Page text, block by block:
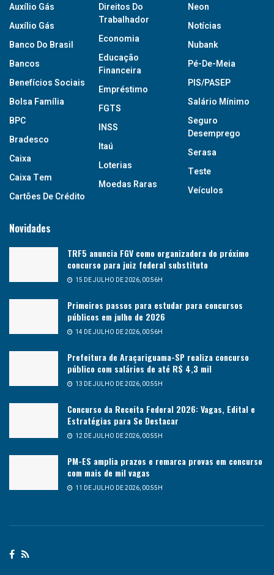
Auxílio Gás
Auxílio Gás
Banco Do Brasil
Bancos
Benefícios Sociais
Bolsa Família
BPC
Bradesco
Caixa
Caixa Tem
Cartões De Crédito
Direitos Do
Trabalhador
Economia
Educação
Financeira
Empréstimo
FGTS
INSS
Itaú
Loterias
Moedas Raras
Neon
Notícias
Nubank
Pé-De-Meia
PIS/PASEP
Salário Mínimo
Seguro
Desemprego
Serasa
Teste
Veículos
Novidades
TRF5 anuncia FGV como organizadora do próximo
concurso para juiz federal substituto
15 DE JULHO DE 2026, 00:56H
Primeiros passos para estudar para concursos
públicos em julho de 2026
14 DE JULHO DE 2026, 00:56H
Prefeitura de Araçariguama-SP realiza concurso
público com salários de até R$ 4,3 mil
13 DE JULHO DE 2026, 00:55H
Concurso da Receita Federal 2026: Vagas, Edital e
Estratégias para Se Destacar
12 DE JULHO DE 2026, 00:55H
PM-ES amplia prazos e remarca provas em concurso
com mais de mil vagas
11 DE JULHO DE 2026, 00:55H